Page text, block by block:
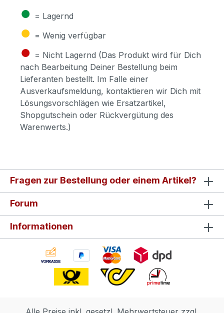
● = Lagernd
● = Wenig verfügbar
● = Nicht Lagernd (Das Produkt wird für Dich
nach Bearbeitung Deiner Bestellung beim
Lieferanten bestellt. Im Falle einer
Ausverkaufsmeldung, kontaktieren wir Dich mit
Lösungsvorschlägen wie Ersatzartikel,
Shopgutschein oder Rückvergütung des
Warenwerts.)
Fragen zur Bestellung oder einem Artikel?
Forum
Informationen